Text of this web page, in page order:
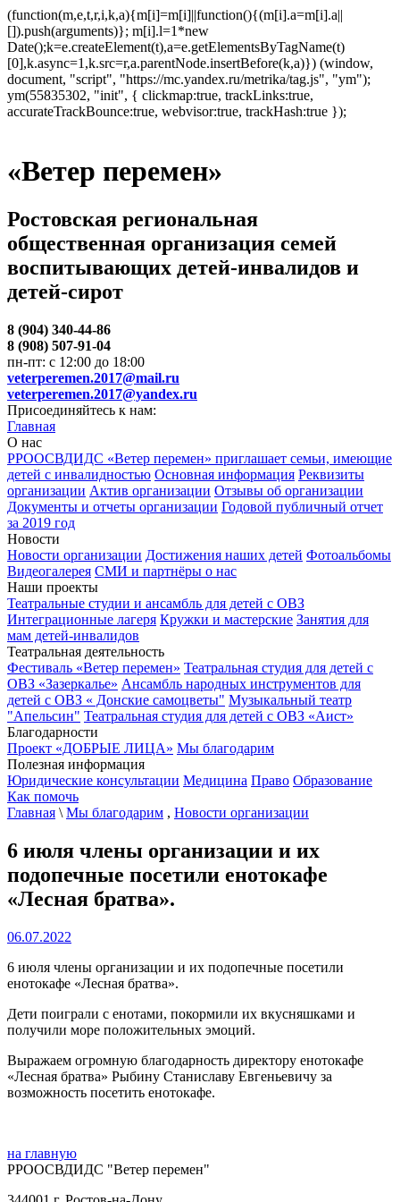
(function(m,e,t,r,i,k,a){m[i]=m[i]||function(){(m[i].a=m[i].a||
[]).push(arguments)}; m[i].l=1*new
Date();k=e.createElement(t),a=e.getElementsByTagName(t)
[0],k.async=1,k.src=r,a.parentNode.insertBefore(k,a)}) (window,
document, "script", "https://mc.yandex.ru/metrika/tag.js", "ym");
ym(55835302, "init", { clickmap:true, trackLinks:true,
accurateTrackBounce:true, webvisor:true, trackHash:true });
«Ветер перемен»
Ростовская региональная
общественная организация семей
воспитывающих детей-инвалидов и
детей-сирот
8 (904) 340-44-86
8 (908) 507-91-04
пн-пт: с 12:00 до 18:00
veterperemen.2017@mail.ru
veterperemen.2017@yandex.ru
Присоединяйтесь к нам:
Главная
О нас
РРООСВДИДС «Ветер перемен» приглашает семьи, имеющие
детей с инвалидностью Основная информация Реквизиты
организации Актив организации Отзывы об организации
Документы и отчеты организации Годовой публичный отчет
за 2019 год
Новости
Новости организации Достижения наших детей Фотоальбомы
Видеогалерея СМИ и партнёры о нас
Наши проекты
Театральные студии и ансамбль для детей с ОВЗ
Интеграционные лагеря Кружки и мастерские Занятия для
мам детей-инвалидов
Театральная деятельность
Фестиваль «Ветер перемен» Театральная студия для детей с
ОВЗ «Зазеркалье» Ансамбль народных инструментов для
детей с ОВЗ « Донские самоцветы" Музыкальный театр
"Апельсин" Театральная студия для детей с ОВЗ «Аист»
Благодарности
Проект «ДОБРЫЕ ЛИЦА» Мы благодарим
Полезная информация
Юридические консультации Медицина Право Образование
Как помочь
Главная \ Мы благодарим , Новости организации
6 июля члены организации и их
подопечные посетили енотокафе
«Лесная братва».
06.07.2022
6 июля члены организации и их подопечные посетили
енотокафе «Лесная братва».
Дети поиграли с енотами, покормили их вкусняшками и
получили море положительных эмоций.
Выражаем огромную благодарность директору енотокафе
«Лесная братва» Рыбину Станиславу Евгеньевичу за
возможность посетить енотокафе.
на главную
РРООСВДИДС "Ветер перемен"